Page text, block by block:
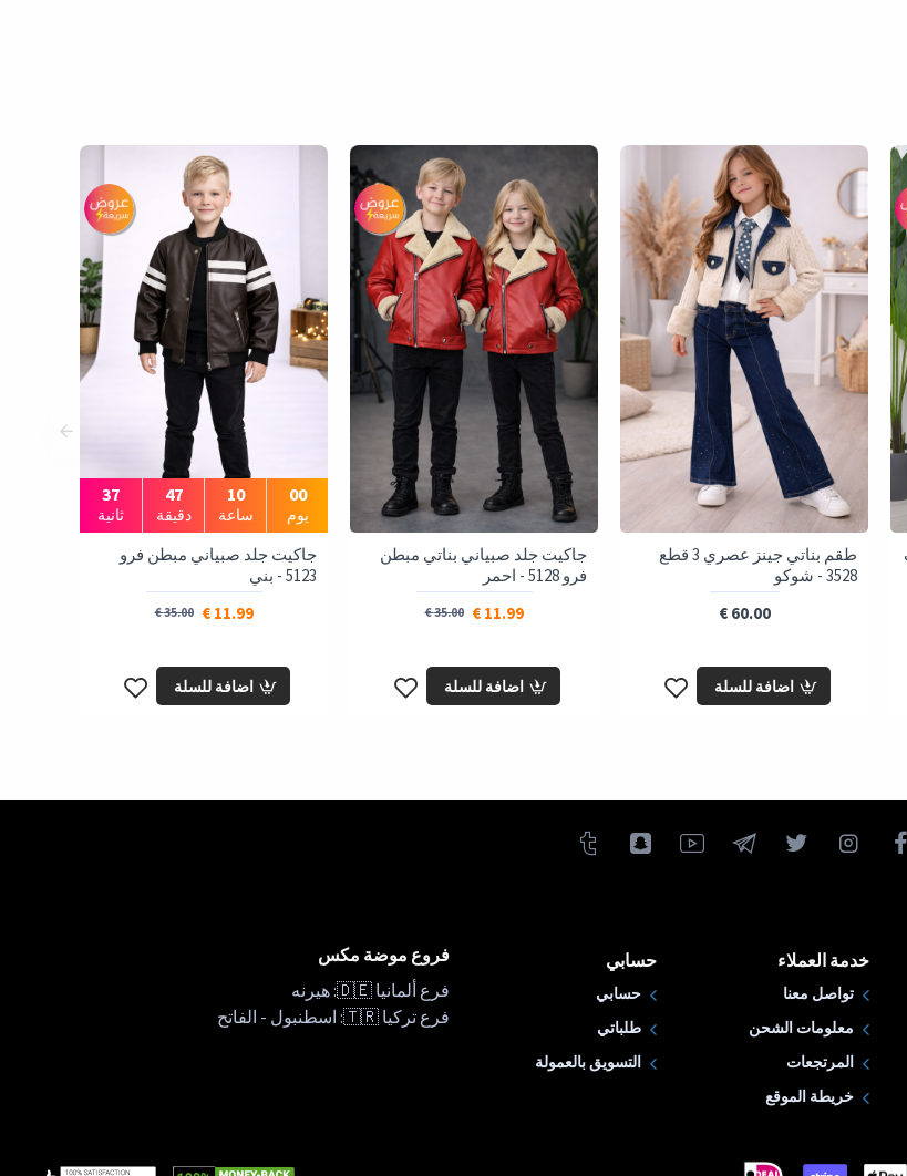
طقم بناتي جينز عصري 3 قطع
3528 - شوكو
60.00 €
اضافة للسلة
جاكيت جلد صبياني بناتي مبطن
فرو 5128 - احمر
11.99 €
35.00 €
اضافة للسلة
00
يوم
10
ساعة
47
دقيقة
35
ثانية
جاكيت جلد صبياني مبطن فرو
5123 - بني
11.99 €
35.00 €
اضافة للسلة
خدمة العملاء
تواصل معنا
معلومات الشحن
المرتجعات
خريطة الموقع
حسابي
حسابي
طلباتي
التسويق بالعمولة
فروع موضة مكس
فرع ألمانيا 🇩🇪: هيرنه
فرع تركيا 🇹🇷: اسطنبول - الفاتح